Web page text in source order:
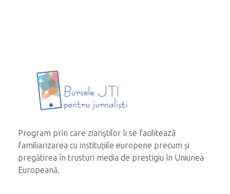
Program prin care ziariştilor li se facilitează
familiarizarea cu instituțiile europene precum și
pregătirea în trusturi media de prestigiu în Uniunea
Europeană.